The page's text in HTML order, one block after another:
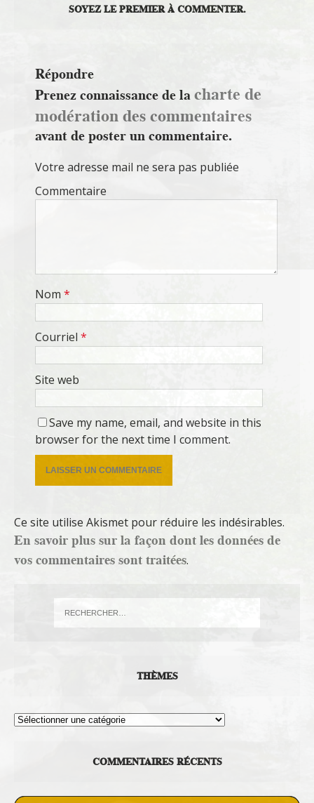
SOYEZ LE PREMIER À COMMENTER.
Répondre
Prenez connaissance de lacharte de
modération des commentaires
avant de poster un commentaire.
Votre adresse mail ne sera pas publiée
Commentaire
Nom *
Courriel *
Site web
Save my name, email, and website in this
browser for the next time I comment.
Ce site utilise Akismet pour réduire les indésirables.
En savoir plus sur la façon dont les données de
vos commentaires sont traitées.
THÈMES
Thèmes
COMMENTAIRES RÉCENTS